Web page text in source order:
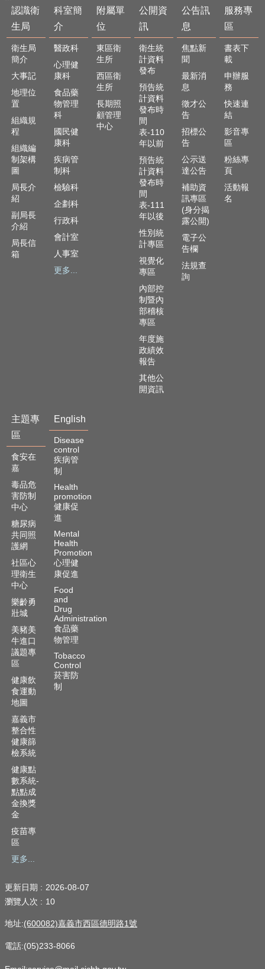
站
導
覽
局
長
信
箱
粉
絲
專
頁
資
訊
安
全
政
隱
認識衛
生局
衛生局
簡介
大事記
地理位
置
組織規
程
組織編
制架構
圖
局長介
紹
副局長
介紹
局長信
箱
科室簡
介
醫政科
心理健
康科
食品藥
物管理
科
國民健
康科
疾病管
制科
檢驗科
企劃科
行政科
會計室
人事室
更多...
附屬單
位
東區衛
生所
西區衛
生所
長期照
顧管理
中心
公開資
訊
衛生統
計資料
發布
預告統
計資料
發布時
間
表-110
年以前
預告統
計資料
發布時
間
表-111
年以後
性別統
計專區
視覺化
專區
內部控
制暨內
部稽核
專區
年度施
政績效
報告
其他公
開資訊
公告訊
息
焦點新
聞
最新消
息
徵才公
告
招標公
告
公示送
達公告
補助資
訊專區
(身分揭
露公開)
電子公
告欄
法規查
詢
服務專
區
書表下
載
申辦服
務
快速連
結
影音專
區
粉絲專
頁
活動報
名
主題專
區
食安在
嘉
毒品危
害防制
中心
糖尿病
共同照
護網
社區心
理衛生
中心
樂齡勇
壯城
美豬美
牛進口
議題專
區
健康飲
食運動
地圖
嘉義市
整合性
健康篩
檢系統
健康點
數系統-
點點成
金換獎
金
疫苗專
區
更多...
English
Disease
control
疾病管
制
Health
promotion
健康促
進
Mental
Health
Promotion
心理健
康促進
Food
and
Drug
Administration
食品藥
物管理
Tobacco
Control
菸害防
制
更新日期
2026-08-07
瀏覽人次
10
地址:(600082)嘉義市西區德明路1號
電話:(05)233-8066